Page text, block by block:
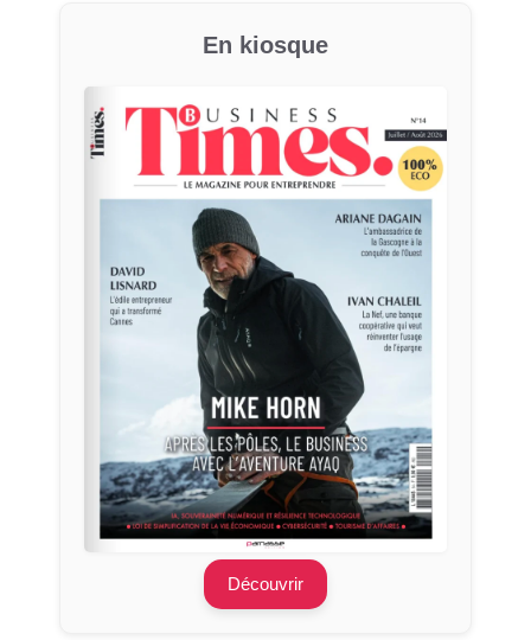
En kiosque
Découvrir